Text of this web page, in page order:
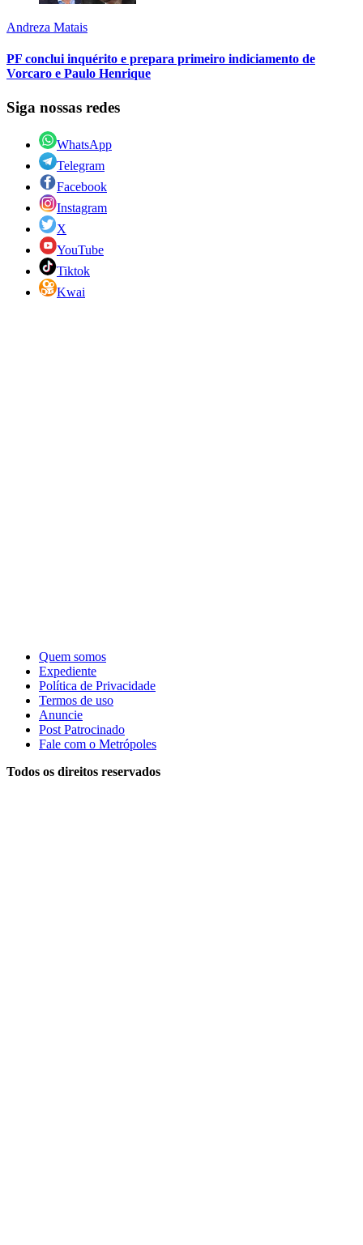
Andreza Matais
PF conclui inquérito e prepara primeiro indiciamento de
Vorcaro e Paulo Henrique
Siga nossas redes
WhatsApp
Telegram
Facebook
Instagram
X
YouTube
Tiktok
Kwai
Quem somos
Expediente
Política de Privacidade
Termos de uso
Anuncie
Post Patrocinado
Fale com o Metrópoles
Todos os direitos reservados